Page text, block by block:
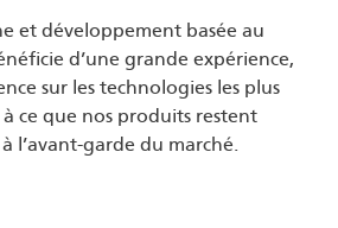
et développement basée au
d’une grande expérience,
sur les technologies les plus
ce que nos produits restent
l’avant-garde du marché.